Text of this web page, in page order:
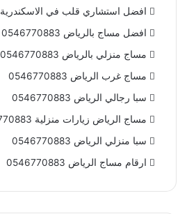
افضل استشاري قلب في الاسكندرية
افضل مساج بالرياض 0546770883
مساج منزلي بالرياض 0546770883
مساج غرب الرياض 0546770883
سبا رجالي الرياض 0546770883
مساج الرياض زيارات منزلية 0546770883
سبا منزلي الرياض 0546770883
ارقام مساج الرياض 0546770883